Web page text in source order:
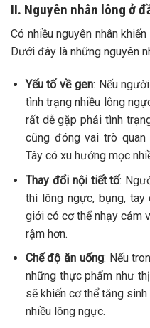
II. Nguyên nhân lông ở
Có nhiều nguyên nhân
Dưới đây là những nguyên
Yếu tố về gen: Nếu
tình trạng nhiều lông
rất dễ gặp phải tình
cũng đóng vai trò
Tây có xu hướng mọc
Thay đổi nội tiết tố:
thì lông ngực, bụng, tay
giới có cơ thể nhạy cảm
rậm hơn.
Chế độ ăn uống: Nếu
những thực phẩm như
sẽ khiến cơ thể tăng
nhiều lông ngực.